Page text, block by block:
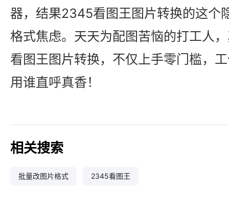
器，结果2345看图王图片转换的这个
格式焦虑。天天为配图苦恼的打工人
看图王图片转换，不仅上手零门槛，
用谁直呼真香！
相关搜索
批量改图片格式 2345看图王